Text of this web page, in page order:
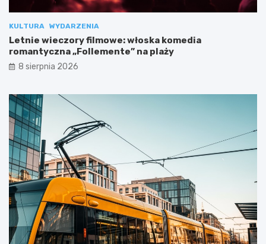
KULTURA WYDARZENIA
Letnie wieczory filmowe: włoska komedia
romantyczna „Follemente” na plaży
8 sierpnia 2026